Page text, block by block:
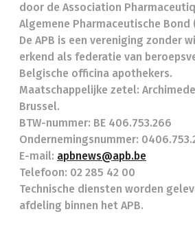
door de Association
Algemene Pharmaceutische Bond
De APB is een vereniging zonder
erkend als federatie van
Belgische officina apothekers.
Maatschappelijke zetel:
Brussel.
BTW-nummer: BE 406.753.266
Ondernemingsnummer:
E-mail: apbnews@apb.be
Telefoon: 02 285 42 00
Technische diensten worden
afdeling binnen het APB.